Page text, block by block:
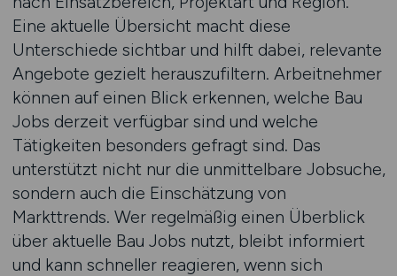
Eine aktuelle Übersicht macht diese
Unterschiede sichtbar und hilft dabei, relevante
Angebote gezielt herauszufiltern. Arbeitnehmer
können auf einen Blick erkennen, welche Bau
Jobs derzeit verfügbar sind und welche
Tätigkeiten besonders gefragt sind. Das
unterstützt nicht nur die unmittelbare Jobsuche,
sondern auch die Einschätzung von
Markttrends. Wer regelmäßig einen Überblick
über aktuelle Bau Jobs nutzt, bleibt informiert
und kann schneller reagieren, wenn sich